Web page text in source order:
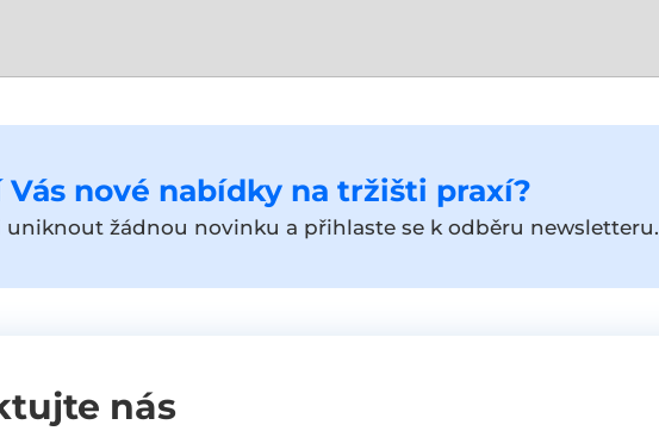
nové nabídky na tržišti praxí?
uniknout žádnou novinku a přihlaste se k odběru newsletteru.
nás